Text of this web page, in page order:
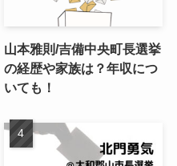
山本雅則/吉備中央町長選挙
の経歴や家族は？年収につ
いても！